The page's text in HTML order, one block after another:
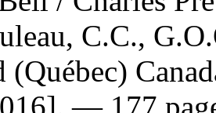
C.C.,
— 177